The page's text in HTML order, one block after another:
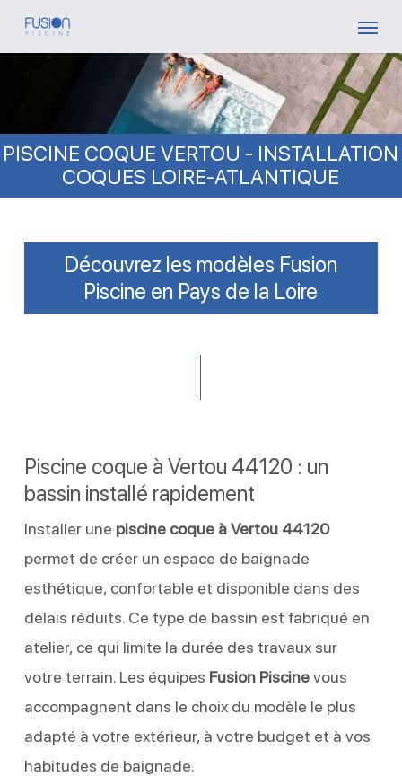
Skip
PISCINE COQUE VERTOU - INSTALLATION
COQUES LOIRE-ATLANTIQUE
Découvrez les modèles Fusion
Piscine en Pays de la Loire
Piscine coque à Vertou 44120 : un
bassin installé rapidement
Installer une piscine coque à Vertou 44120
permet de créer un espace de baignade
esthétique, confortable et disponible dans des
délais réduits. Ce type de bassin est fabriqué en
atelier, ce qui limite la durée des travaux sur
votre terrain. Les équipes Fusion Piscinevous
accompagnent dans le choix du modèle le plus
adapté à votre extérieur, à votre budget et à vos
habitudes de baignade.